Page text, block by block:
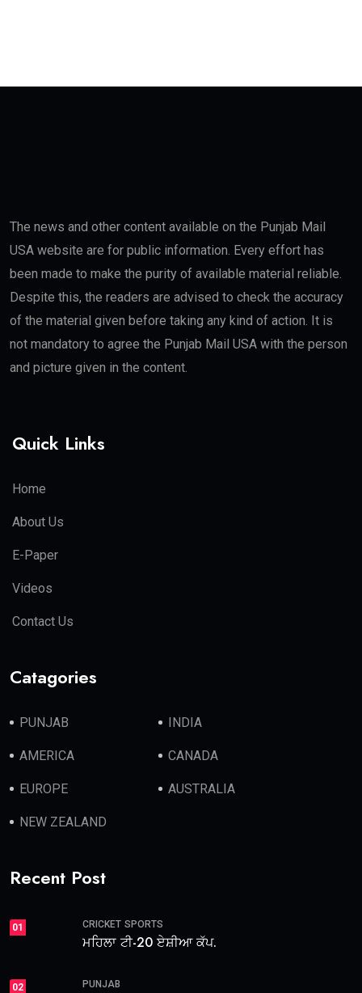
The news and other content available on the Punjab Mail
USA website are for public information. Every effort has
been made to make the purity of available material reliable.
Despite this, the readers are advised to check the accuracy
of the material given before taking any kind of action. It is
not mandatory to agree the Punjab Mail USA with the person
and picture given in the content.
Quick Links
Home
About Us
E-Paper
Videos
Contact Us
Catagories
PUNJAB INDIA
AMERICA CANADA
EUROPE AUSTRALIA
NEW ZEALAND
Recent Post
01 CRICKET SPORTS
ਮਹਿਲਾ ਟੀ-20 ਏਸ਼ੀਆ ਕੱਪ.
02 PUNJAB